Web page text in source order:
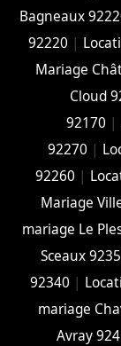
Bagneaux
92220 |
Mariage
Cloud
92170 |
92270 |
92260 |
Mariage
mariage Le
Sceaux
92340 |
mariage
Avray